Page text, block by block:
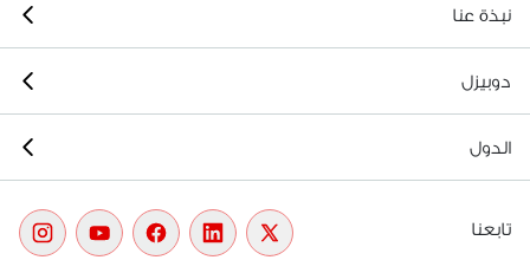
نبذة عنا
دوبيزل
الدول
تابعنا